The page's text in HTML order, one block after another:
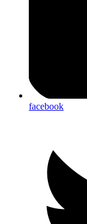
facebook